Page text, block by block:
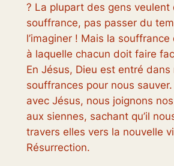
? La plupart des gens veulent
souffrance, pas passer du
l’imaginer ! Mais la
à laquelle chacun doit faire
En Jésus, Dieu est entré dans
souffrances pour nous
avec Jésus, nous joignons
aux siennes, sachant qu’il
travers elles vers la nouvelle
Résurrection.